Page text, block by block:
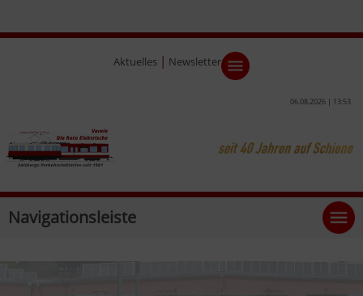
Aktuelles | Newsletter
06.08.2026 | 13:53
Navigationsleiste